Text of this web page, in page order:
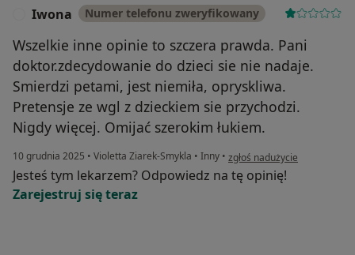
Iwona Numer telefonu zweryfikowany
Wszelkie inne opinie to szczera prawda. Pani
doktor.zdecydowanie do dzieci sie nie nadaje.
Smierdzi petami, jest niemiła, opryskliwa.
Pretensje ze wgl z dzieckiem sie przychodzi.
Nigdy więcej. Omijać szerokim łukiem.
10 grudnia 2025 • Violetta Ziarek-Smykla • Inny • w opinii użytkownika Iwona
zgłoś nadużycie
Jesteś tym lekarzem? Odpowiedz na tę opinię!
Zarejestruj się teraz